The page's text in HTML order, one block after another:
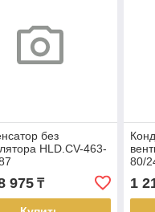
без
HLD.CV-463-
975₸
80/
1